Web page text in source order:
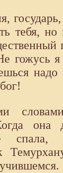
тебя, но
гожусь
она
спала,